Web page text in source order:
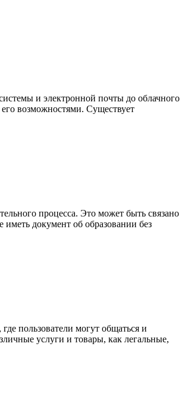
и электронной почты до облачного
возможностями. Существует
процесса. Это может быть связано
документ об образовании без
пользователи могут общаться и
услуги и товары, как легальные,